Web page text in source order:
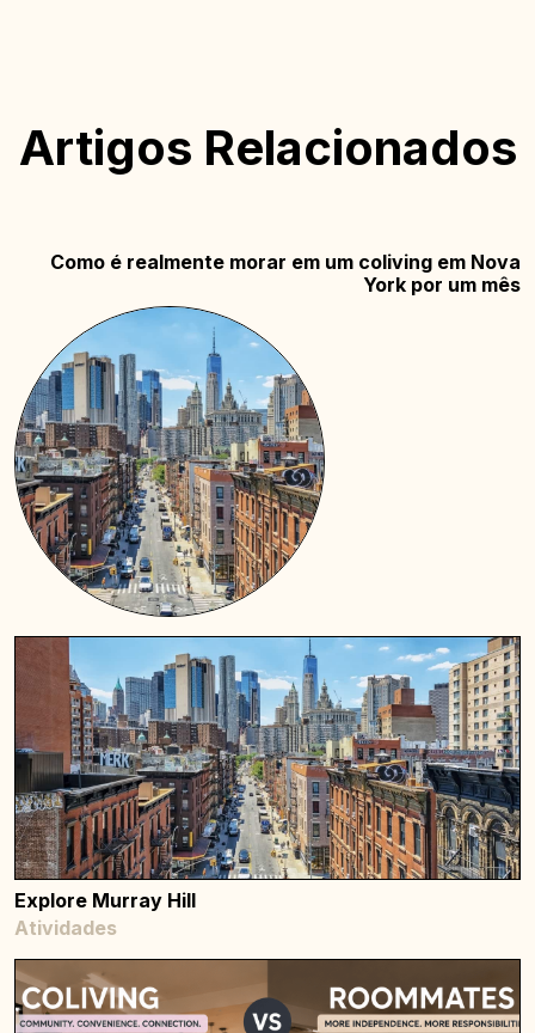
Artigos Relacionados
Como é realmente morar em um coliving em Nova
York por um mês
Explore Murray Hill
Atividades